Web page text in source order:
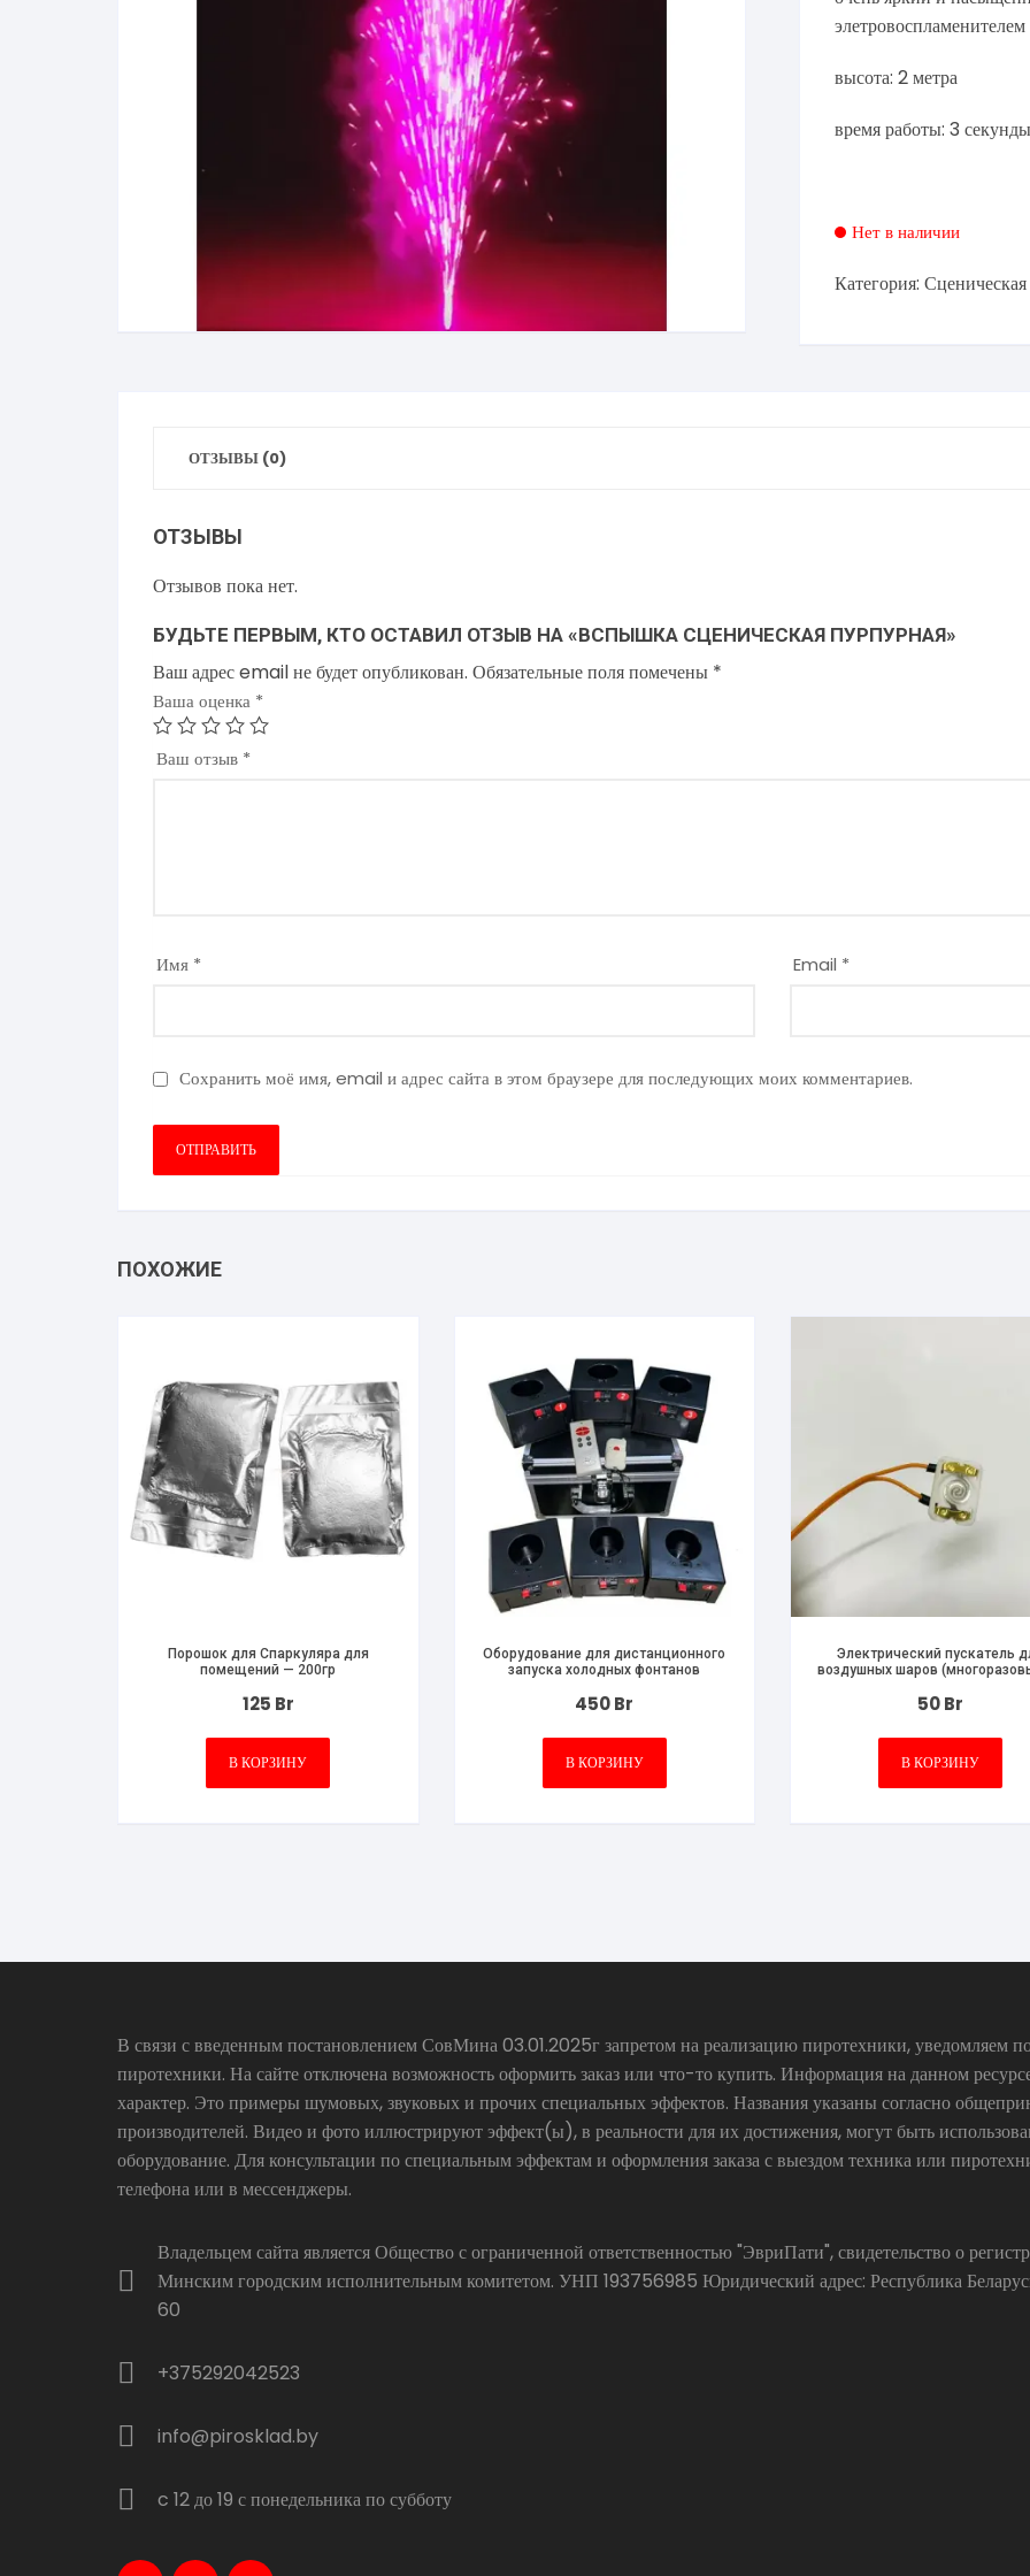
элетровоспламенителем
высота: 2 метра
время работы: 3 секунды
Нет в наличии
Категория:
ОТЗЫВЫ (0)
ОТЗЫВЫ
Отзывов пока нет.
БУДЬТЕ ПЕРВЫМ, КТО ОСТАВИЛ ОТЗЫВ НА «ВСПЫШКА СЦЕНИЧЕСКАЯ ПУРПУРНАЯ»
Ваш адрес email не будет опубликован. Обязательные поля помечены *
Ваша оценка *
Ваш отзыв *
Имя * Email *
Сохранить моё имя, email и адрес сайта в этом браузере для последующих моих комментариев.
ПОХОЖИЕ
Порошок для Спаркуляра для
помещений — 200гр
125 Br
В КОРЗИНУ
Оборудование для дистанционного
запуска холодных фонтанов
450Br
В КОРЗИНУ
Электрический пускатель
воздушных шаров
50Br
В КОРЗИНУ
В связи с введенным постановлением СовМина 03.01.2025г запретом на реализацию пиротехники, уведомляем
пиротехники. На сайте отключена возможность оформить заказ или что-то купить. Информация на данном
характер. Это примеры шумовых, звуковых и прочих специальных эффектов. Названия указаны согласно
производителей. Видео и фото иллюстрируют эффект(ы), в реальности для их достижения, могут быть
оборудование. Для консультации по специальным эффектам и оформления заказа с выездом техника или
телефона или в мессенджеры.
Владельцем сайта является Общество с ограниченной ответственностью "ЭвриПати", свидетельство о
Минским городским исполнительным комитетом. УНП 193756985 Юридический адрес: Республика
60
+375292042523
info@pirosklad.by
c 12 до 19 с понедельника по субботу